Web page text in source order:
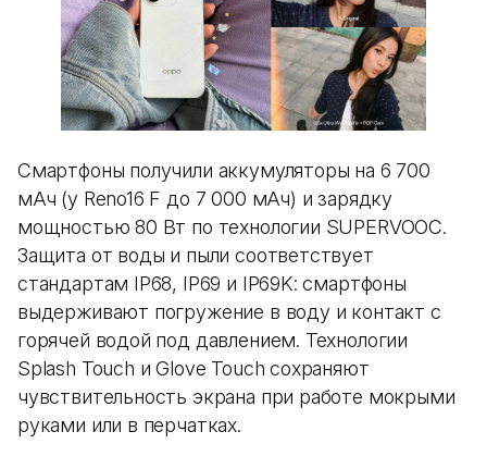
Смартфоны получили аккумуляторы на 6 700
мАч (у Reno16 F до 7 000 мАч) и зарядку
мощностью 80 Вт по технологии SUPERVOOC.
Защита от воды и пыли соответствует
стандартам IP68, IP69 и IP69K: смартфоны
выдерживают погружение в воду и контакт с
горячей водой под давлением. Технологии
Splash Touch и Glove Touch сохраняют
чувствительность экрана при работе мокрыми
руками или в перчатках.